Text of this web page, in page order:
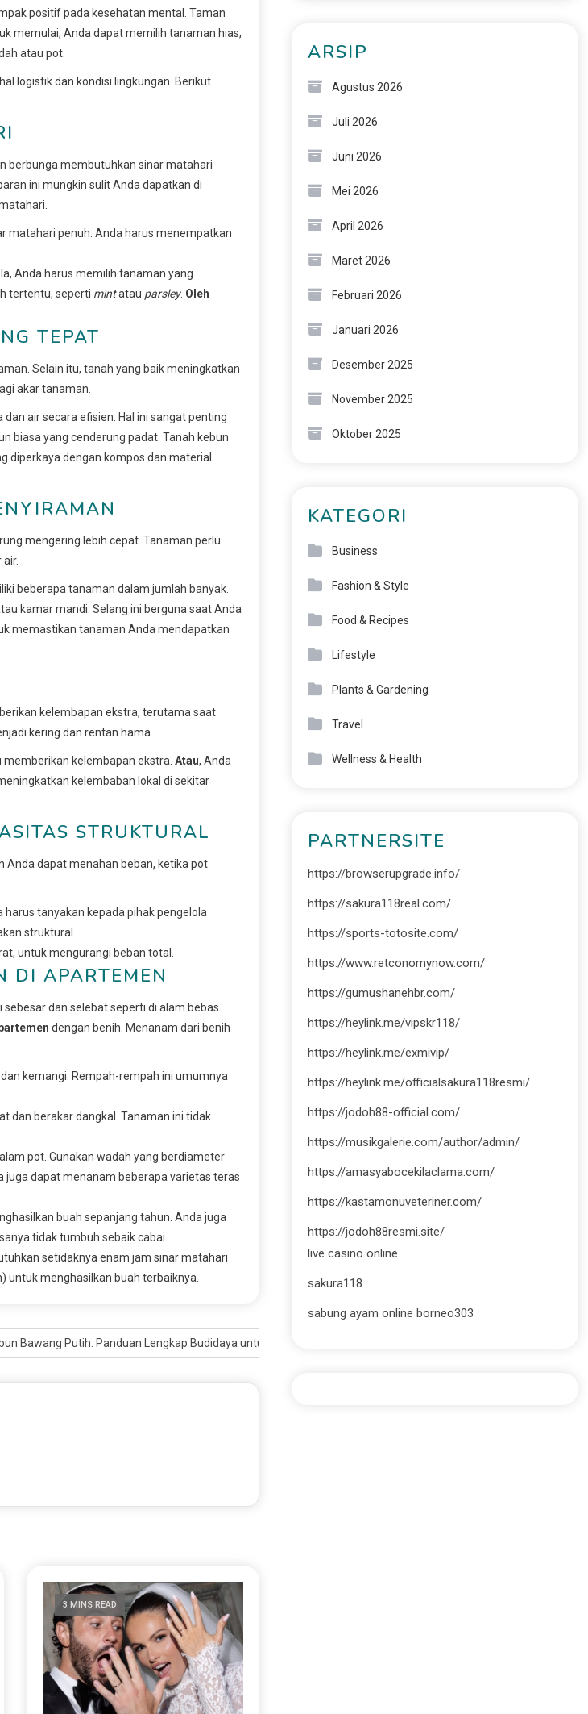
positif pada kesehatan mental. Taman
memulai, Anda dapat memilih tanaman hias,
atau pot.
logistik dan kondisi lingkungan. Berikut
berbunga membutuhkan sinar matahari
ini mungkin sulit Anda dapatkan di
matahari penuh. Anda harus menempatkan
Anda harus memilih tanaman yang
tertentu, seperti mintatau parsley. Oleh
TEPAT
Selain itu, tanah yang baik meningkatkan
akar tanaman.
air secara efisien. Hal ini sangat penting
biasa yang cenderung padat. Tanah kebun
diperkaya dengan kompos dan material
mengering lebih cepat. Tanaman perlu
beberapa tanaman dalam jumlah banyak.
kamar mandi. Selang ini berguna saat Anda
memastikan tanaman Anda mendapatkan
kelembapan ekstra, terutama saat
kering dan rentan hama.
kelembapan ekstra. Atau, Anda
kelembaban lokal di sekitar
STRUKTURAL
dapat menahan beban, ketika pot
harus tanyakan kepada pihak pengelola
struktural.
untuk mengurangi beban total.
DI APARTEMEN
dan selebat seperti di alam bebas.
dengan benih. Menanam dari benih
kemangi. Rempah-rempah ini umumnya
dan berakar dangkal. Tanaman ini tidak
pot. Gunakan wadah yang berdiameter
juga dapat menanam beberapa varietas teras
buah sepanjang tahun. Anda juga
tidak tumbuh sebaik cabai.
setidaknya enam jam sinar matahari
untuk menghasilkan buah terbaiknya.
Hitam
Bawang Putih: Panduan Lengkap Budidaya untuk Hasil Menguntungkan
3 MINS READ
ARSIP
Agustus 2026
Juli 2026
Juni 2026
Mei 2026
April 2026
Maret 2026
Februari 2026
Januari 2026
Desember 2025
November 2025
Oktober 2025
KATEGORI
Business
Fashion & Style
Food & Recipes
Lifestyle
Plants & Gardening
Travel
Wellness & Health
PARTNERSITE
https://browserupgrade.info/
https://sakura118real.com/
https://sports-totosite.com/
https://www.retconomynow.com/
https://gumushanehbr.com/
https://heylink.me/vipskr118/
https://heylink.me/exmivip/
https://heylink.me/officialsakura118resmi/
https://jodoh88-official.com/
https://musikgalerie.com/author/admin/
https://amasyabocekilaclama.com/
https://kastamonuveteriner.com/
https://jodoh88resmi.site/
live casino online
sakura118
sabung ayam online borneo303